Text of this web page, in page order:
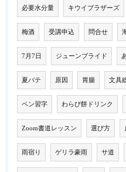
必要水分量 キウイブラザーズ
梅酒 受講申込 問合せ
7月7日 ジューンブライド
夏バテ 原因 胃腸 文具
ペン習字 わらび餅ドリンク
Zoom書道レッスン 選び方
雨宿り ゲリラ豪雨 サ道